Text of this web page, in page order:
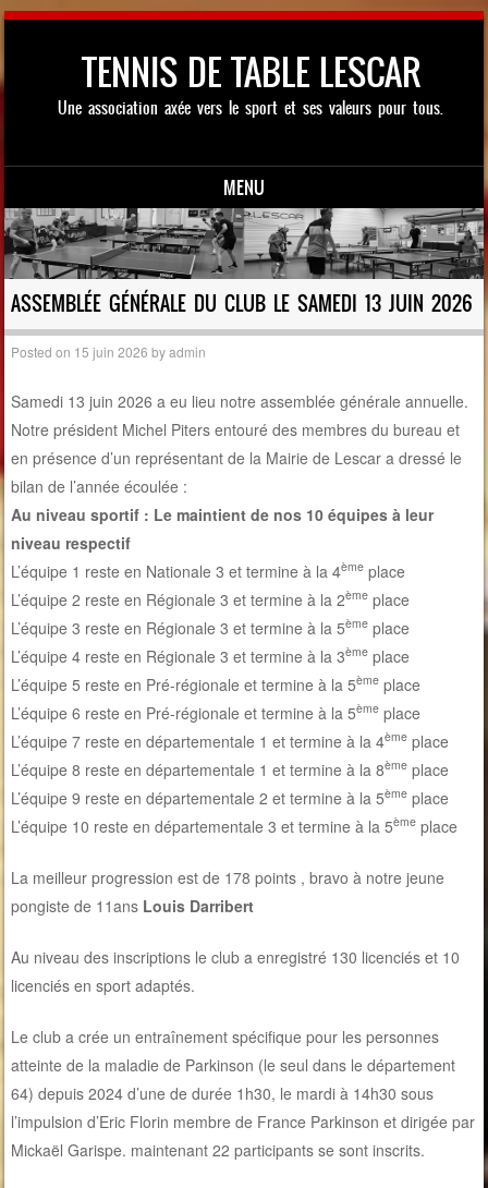
TENNIS DE TABLE LESCAR
Une association axée vers le sport et ses valeurs pour tous.
MENU
Skip to content
ASSEMBLÉE GÉNÉRALE DU CLUB LE SAMEDI 13 JUIN 2026
Posted on 15 juin 2026 byadmin
Samedi 13 juin 2026 a eu lieu notre assemblée générale annuelle.
Notre président Michel Piters entouré des membres du bureau et
en présence d’un représentant de la Mairie de Lescar a dressé le
bilan de l’année écoulée :
Au niveau sportif : Le maintient de nos 10 équipes à leur
niveau respectif
L’équipe 1 reste en Nationale 3 et termine à la 4ème place
L’équipe 2 reste en Régionale 3 et termine à la 2ème place
L’équipe 3 reste en Régionale 3 et termine à la 5ème place
L’équipe 4 reste en Régionale 3 et termine à la 3ème place
L’équipe 5 reste en Pré-régionale et termine à la 5ème place
L’équipe 6 reste en Pré-régionale et termine à la 5ème place
L’équipe 7 reste en départementale 1 et termine à la 4ème place
L’équipe 8 reste en départementale 1 et termine à la 8ème place
L’équipe 9 reste en départementale 2 et termine à la 5ème place
L’équipe 10 reste en départementale 3 et termine à la 5ème place
La meilleur progression est de 178 points , bravo à notre jeune
pongiste de 11ans Louis Darribert
Au niveau des inscriptions le club a enregistré 130 licenciés et 10
licenciés en sport adaptés.
Le club a crée un entraînement spécifique pour les personnes
atteinte de la maladie de Parkinson (le seul dans le département
64) depuis 2024 d’une de durée 1h30, le mardi à 14h30 sous
l’impulsion d’Eric Florin membre de France Parkinson et dirigée par
Mickaël Garispe. maintenant 22 participants se sont inscrits.